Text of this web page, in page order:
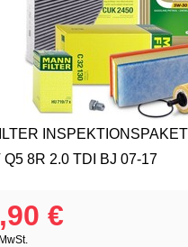
Q5 8R 2.0 TDI BJ 07-17
€